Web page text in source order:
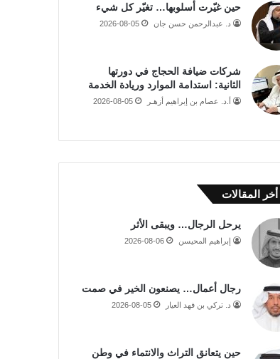
حين غيّرت أسلوبها… تغيّر كل شيء
د. عبدالرحمن حسن جان 2026-08-05
شركات ضيافة الحجاج في دورتها
الثانية: استدامة الموارد وريادة الخدمة
أ.د. عصام بن إبراهيم أزهـر 2026-08-05
أخر المقالات
يرحل الرجال… ويبقى الأثر
إبراهيم المحيسن 2026-08-06
رجال أعمال… يصنعون الخير في صمت
د. تركي بن فهد العيار 2026-08-05
حين يتعانق التراث والانتماء في وطن